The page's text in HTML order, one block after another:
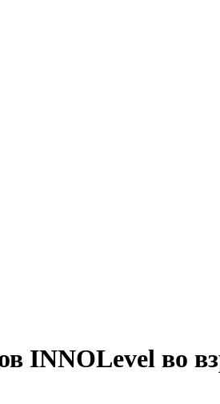
INNOLevel во